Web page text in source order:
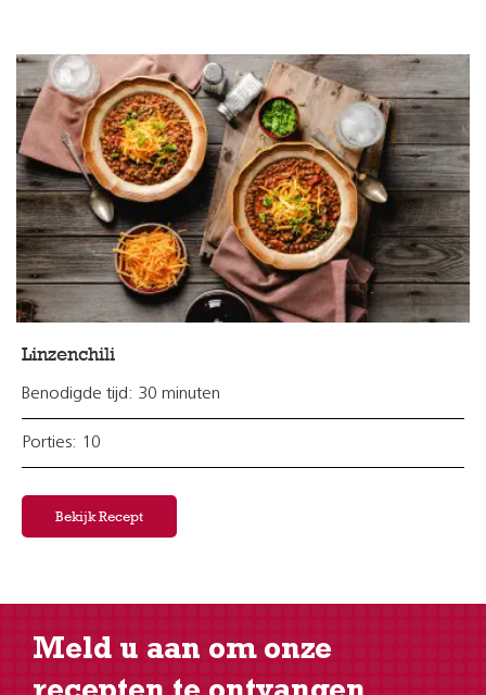
Linzenchili
Benodigde tijd: 30 minuten
Porties: 10
Bekijk Recept
Meld u aan om onze